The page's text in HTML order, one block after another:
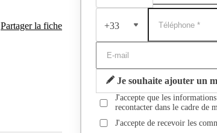
Partager la fiche +33
Je souhaite ajouter un
J'accepte que les
recontacter dans le cadre de
J'accepte de recevoir les